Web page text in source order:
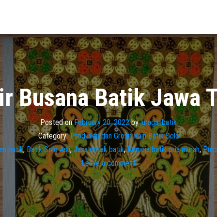
Busana Batik Jawa
Posted onFebruary 20, 2022byjuraganbatik
Category: Produsen dan Grosir Kain Batik Solo
batik, Batik Solo Asli,Jasa cetak batik,Kemeja batik pria murah,
Leave a comment